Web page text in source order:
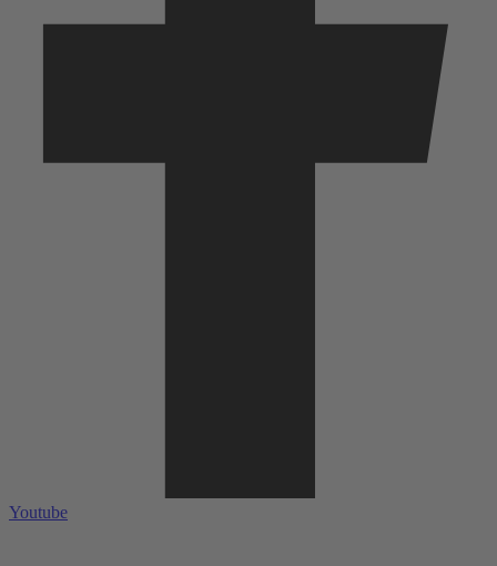
Youtube